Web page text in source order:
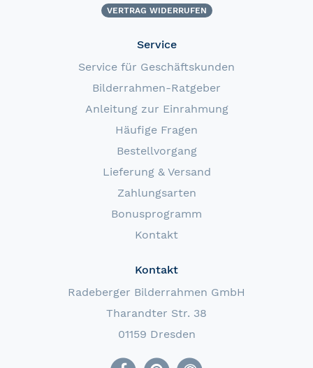
VERTRAG WIDERRUFEN
Service
Service für Geschäftskunden
Bilderrahmen-Ratgeber
Anleitung zur Einrahmung
Häufige Fragen
Bestellvorgang
Lieferung & Versand
Zahlungsarten
Bonusprogramm
Kontakt
Kontakt
Radeberger Bilderrahmen GmbH
Tharandter Str. 38
01159 Dresden